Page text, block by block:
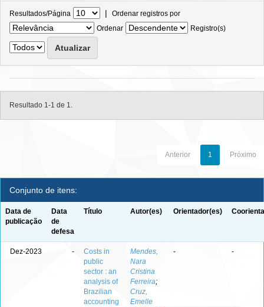
Resultados/Página | Ordenar registros por
Ordenar
Registro(s)
Resultado 1-1 de 1.
Anterior 1 Próximo
Conjunto de itens:
Data de
publicação
Data
de
defesa
Título Autor(es) Orientador(es)
Dez-2023 -
Costs in
public
sector : an
analysis of
Brazilian
accounting
Mendes,
Nara
Cristina
Ferreira;
Cruz,
Emelle
- -